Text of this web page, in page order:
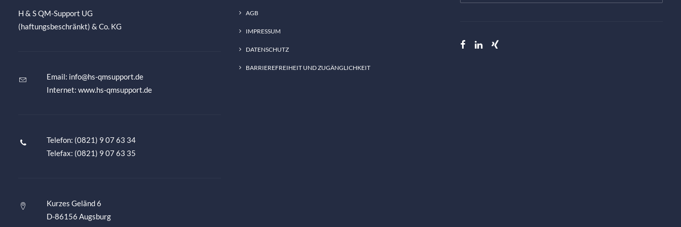
H & S QM-Support UG
(haftungsbeschränkt) & Co. KG
Email: info@hs-qmsupport.de
Internet: www.hs-qmsupport.de
Telefon: (0821) 9 07 63 34
Telefax: (0821) 9 07 63 35
Kurzes Geländ 6
D-86156 Augsburg
AGB
IMPRESSUM
DATENSCHUTZ
BARRIEREFREIHEIT UND ZUGÄNGLICHKEIT